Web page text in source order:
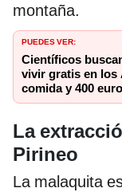
montaña.
PUEDES VER:
Científicos
vivir gratis en los
comida y 400
La
Pirineo
La malaquita